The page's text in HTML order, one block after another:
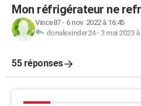
Mon réfrigérateur ne
Vince87- 6 nov. 2022 à 16:45
donalexinder24- 3 mai 2023 à
55 réponses